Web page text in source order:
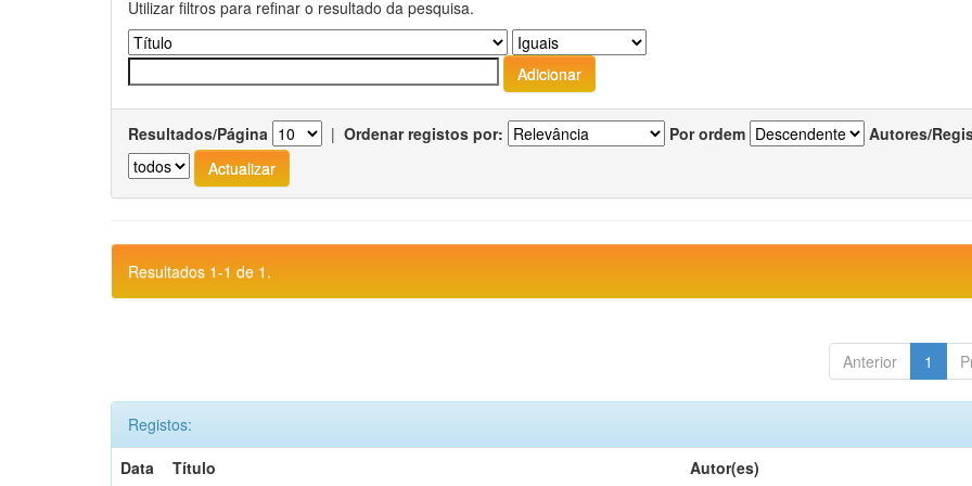
Utilizar filtros para refinar o resultado da pesquisa.
Resultados/Página | Ordenar registos por: Por ordem Autores/
Resultados 1-1 de 1.
Anterior 1
Registos:
Data
Título Autor(es)